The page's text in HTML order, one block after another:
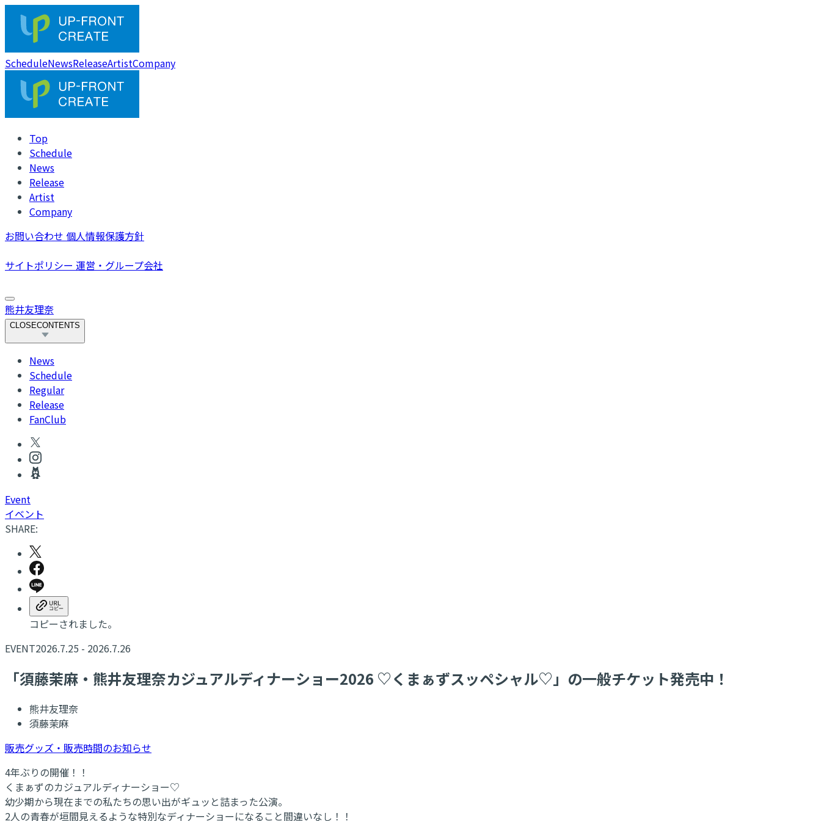
ScheduleNewsReleaseArtistCompany
Top
Schedule
News
Release
Artist
Company
お問い合わせ 個人情報保護方針
サイトポリシー 運営・グループ会社
熊井友理奈
CLOSECONTENTS
News
Schedule
Regular
Release
FanClub
Event
イベント
SHARE:
コピーされました。
EVENT2026.7.25 - 2026.7.26
「須藤茉麻・熊井友理奈カジュアルディナーショー2026 ♡くまぁずスッペシャル♡」の一般チケット発売中！
熊井友理奈
須藤茉麻
販売グッズ・販売時間のお知らせ
4年ぶりの開催！！
くまぁずのカジュアルディナーショー♡
幼少期から現在までの私たちの思い出がギュッと詰まった公演。
2人の青春が垣間見えるような特別なディナーショーになること間違いなし！！